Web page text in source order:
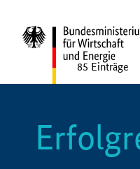
85 Einträge